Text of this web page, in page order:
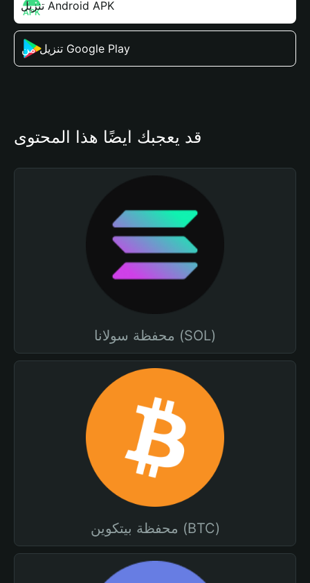
تنزيل Android APK
تنزيل من Google Play
قد يعجبك أيضًا هذا المحتوى
محفظة سولانا (SOL)
محفظة بيتكوين (BTC)